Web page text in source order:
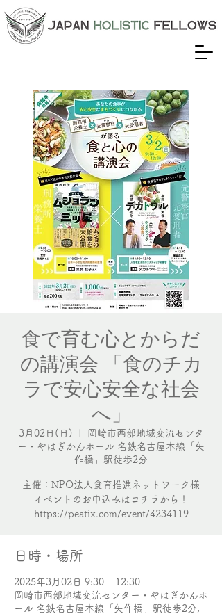
食で育む心とからだ
の講演会 「食のチカ
ラで安心安全な社会
へ」
3月02日(日)
岡崎市西部地域交流センタ
ー・やはぎかんホール 名鉄名古屋本線「矢
作橋」駅徒歩2分
主催：NPO法人食育推進ネットワーク様
イベントのお申込みはコチラから！
https://peatix.com/event/4234119
日時・場所
2025年3月02日 9:30 – 12:30
岡崎市西部地域交流センター・やはぎかんホ
ール 名鉄名古屋本線「矢作橋」駅徒歩2分,